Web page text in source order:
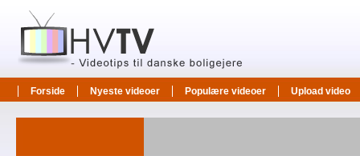
Forside Nyeste videoer Populære videoer Upload video